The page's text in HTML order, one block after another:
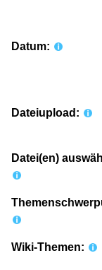
Datum:
Dateiupload:
Datei(en)
Wiki-Themen: